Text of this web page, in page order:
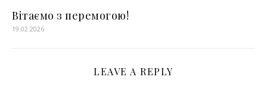
Вітаємо з перемогою!
19.02.2026
LEAVE A REPLY